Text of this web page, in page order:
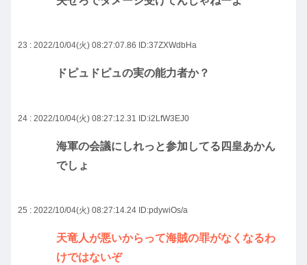
23 : 2022/10/04(火) 08:27:07.86 ID:37ZXWdbHa
ドピュドピュの実の能力者か？
24 : 2022/10/04(火) 08:27:12.31 ID:i2LfW3EJ0
海軍の会議にしれっと参加してる四皇あかん
でしょ
25 : 2022/10/04(火) 08:27:14.24 ID:pdywiOs/a
天竜人が悪いからって海賊の罪がなくなるわ
けではないぞ